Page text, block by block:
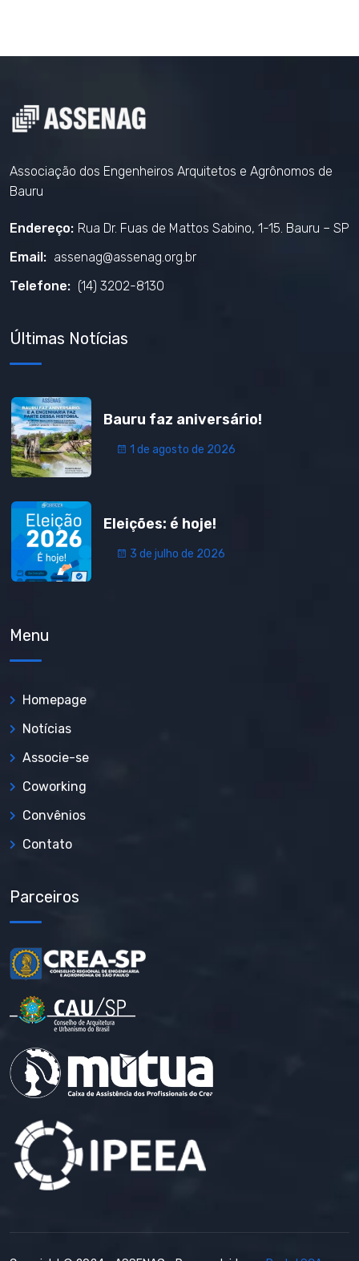
Associação dos Engenheiros Arquitetos e Agrônomos de
Bauru
Endereço: Rua Dr. Fuas de Mattos Sabino, 1-15. Bauru – SP
Email: assenag@assenag.org.br
Telefone: (14) 3202-8130
Últimas Notícias
Bauru faz aniversário!
1 de agosto de 2026
Eleições: é hoje!
3 de julho de 2026
Menu
Homepage
Notícias
Associe-se
Coworking
Convênios
Contato
Parceiros